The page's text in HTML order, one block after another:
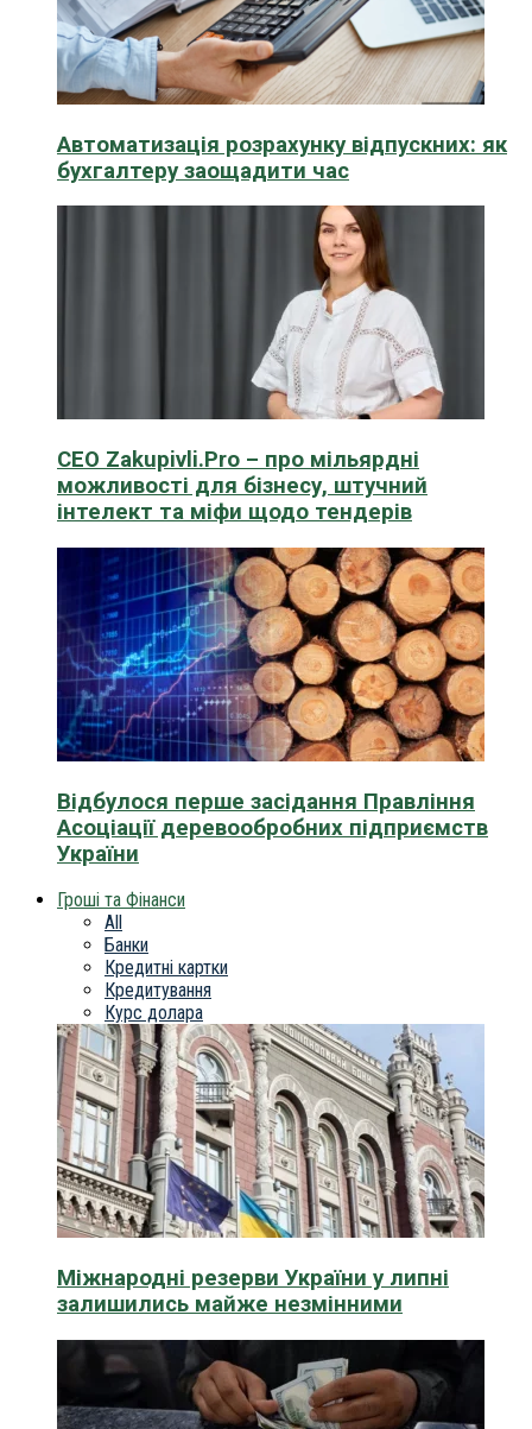
Автоматизація розрахунку відпускних: як
бухгалтеру заощадити час
CEO Zakupivli.Pro – про мільярдні
можливості для бізнесу, штучний
інтелект та міфи щодо тендерів
Відбулося перше засідання Правління
Асоціації деревообробних підприємств
України
Гроші та Фінанси
All
Банки
Кредитні картки
Кредитування
Курс долара
Міжнародні резерви України у липні
залишились майже незмінними